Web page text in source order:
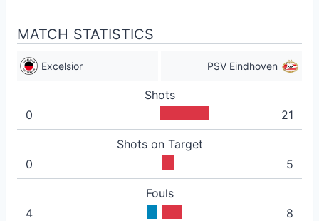
MATCH STATISTICS
Excelsior PSV Eindhoven
Shots
0
21
Shots on Target
0
5
Fouls
4
8